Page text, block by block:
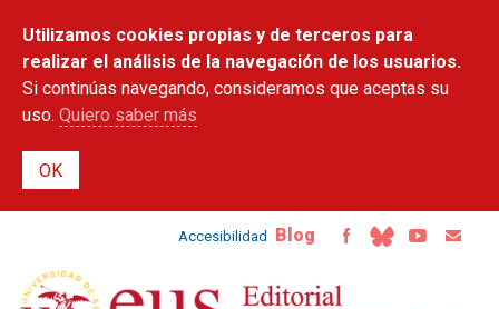
contenido
principal
Utilizamos cookies propias y de terceros para
realizar el análisis de la navegación de los usuarios.
Si continúas navegando, consideramos que aceptas su
uso. Quiero saber más
Accesibilidad Blog